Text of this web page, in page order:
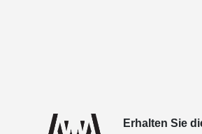
Erhalten Sie